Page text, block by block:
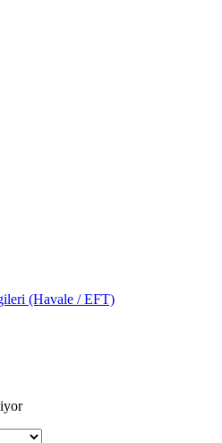
(Havale / EFT)